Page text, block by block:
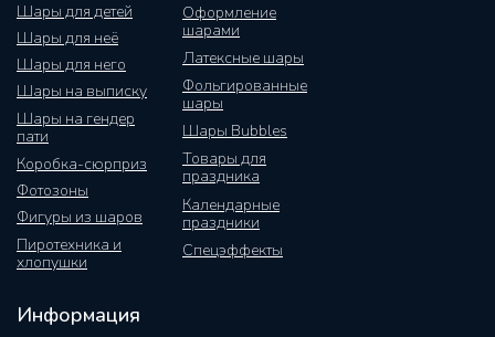
Шары для детей
Шары для неё
Шары на выписку
Шары на гендер
пати
Коробка-сюрприз
Фотозоны
Оформление
шарами
Фигуры из шаров
Латексные шары
Фольгированные
шары
Шары Bubbles
Шары для него
Товары для
праздника
Календарные
праздники
Пиротехника и
хлопушки
Спецэффекты
Информация